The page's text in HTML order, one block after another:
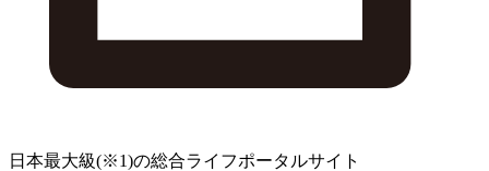
日本最大級(※1)の総合ライフポータルサイト